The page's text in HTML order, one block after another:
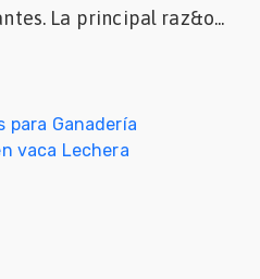
La principal raz&o...
para Ganadería
vaca Lechera